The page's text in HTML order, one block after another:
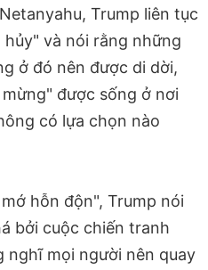
Trump liên tục
hủy" và nói rằng những
ở đó nên được di dời,
được sống ở nơi
có lựa chọn nào
hỗn độn", Trump nói
bởi cuộc chiến tranh
nghĩ mọi người nên quay